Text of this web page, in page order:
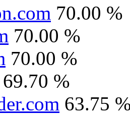
70.00 %
70.00 %
70.00 %
69.70 %
63.75